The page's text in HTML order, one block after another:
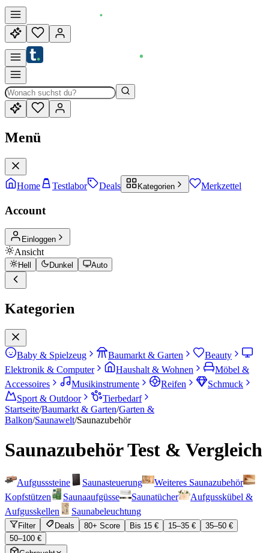
Menü
Home Testlabor Deals Kategorien Merkzettel
Account
Einloggen
Ansicht
Hell Dunkel Auto
Kategorien
Baby & Spielzeug Baumarkt & Garten
Beauty
Elektronik & Computer
Haushalt & Wohnen
Möbel &
Accessoires
Musikinstrumente Reifen
Schmuck
Sport & Outdoor
Tierbedarf
Startseite/Baumarkt & Garten/Garten &
Balkon/Saunawelt/Saunazubehör
SaunazubehörTest & Vergleich
Aufgusssteine Saunasteuerung
Weiteres Saunazubehör
Kopfstützen
Saunaaufgüsse Saunatücher
Aufgusskübel &
Aufgusskellen
Saunabeleuchtung
Filter Deals 80+ Score Bis 15 € 15–35 €
35–50 €
50–100 €